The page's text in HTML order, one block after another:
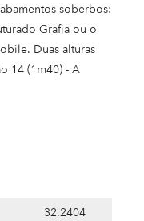
soberbos:
Grafia ou o
Duas alturas
14 (1m40) - A
32.2404